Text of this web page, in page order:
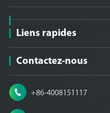
Liens rapides
Contactez-nous
 +86-4008151117